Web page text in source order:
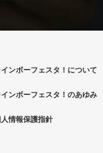
インボーフェスタ！について
インボーフェスタ！のあゆみ
情報保護指針